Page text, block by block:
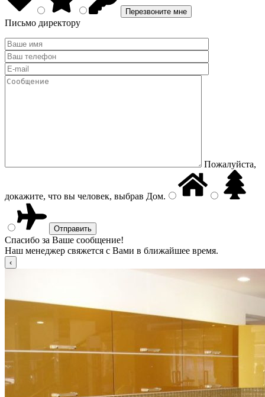
Письмо директору
Пожалуйста,
докажите, что вы человек, выбрав Дом.
Спасибо за Ваше сообщение!
Наш менеджер свяжется с Вами в ближайшее время.